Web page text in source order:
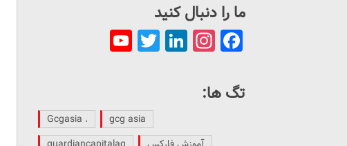
ما را دنبال کنید
Facebook
Instagram
LinkedIn
Twitter
تگ ها:
. Gcgasia
gcg asia